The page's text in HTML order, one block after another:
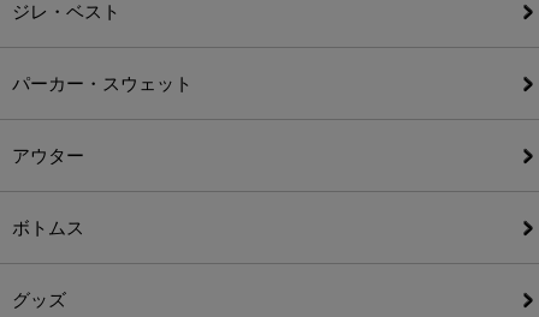
ジレ・ベスト
パーカー・スウェット
アウター
ボトムス
グッズ